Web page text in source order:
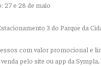
27 e 28 de maio
3 do Parque da
com valor promocional e
pelo site ou app da Sympla,